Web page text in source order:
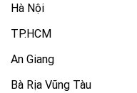
Hà Nội
TP.HCM
An Giang
Bà Rịa Vũng Tàu